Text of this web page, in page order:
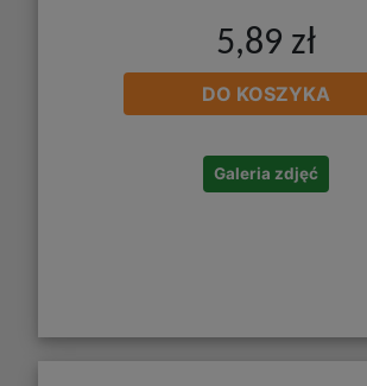
5,89 zł
DO KOSZYKA
Galeria zdjęć